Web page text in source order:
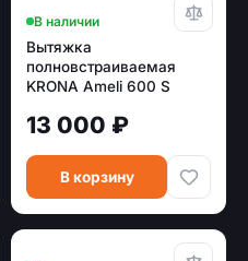
В наличии
Вытяжка
полновстраиваемая
KRONA Ameli 600 S
13 000 ₽
В корзину